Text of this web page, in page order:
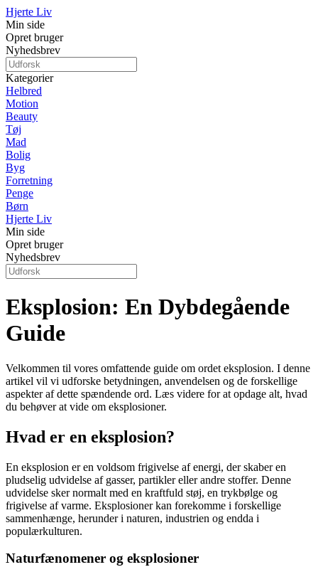
Hjerte Liv
Min side
Opret bruger
Nyhedsbrev
Kategorier
Helbred
Motion
Beauty
Tøj
Mad
Bolig
Byg
Forretning
Penge
Børn
Hjerte Liv
Min side
Opret bruger
Nyhedsbrev
Eksplosion: En Dybdegående
Guide
Velkommen til vores omfattende guide om ordet eksplosion. I denne
artikel vil vi udforske betydningen, anvendelsen og de forskellige
aspekter af dette spændende ord. Læs videre for at opdage alt, hvad
du behøver at vide om eksplosioner.
Hvad er en eksplosion?
En eksplosion er en voldsom frigivelse af energi, der skaber en
pludselig udvidelse af gasser, partikler eller andre stoffer. Denne
udvidelse sker normalt med en kraftfuld støj, en trykbølge og
frigivelse af varme. Eksplosioner kan forekomme i forskellige
sammenhænge, herunder i naturen, industrien og endda i
populærkulturen.
Naturfænomener og eksplosioner